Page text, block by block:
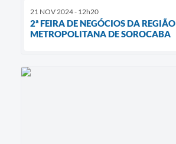
21 NOV 2024 - 12h20
2ª FEIRA DE NEGÓCIOS DA REGIÃO
METROPOLITANA DE SOROCABA